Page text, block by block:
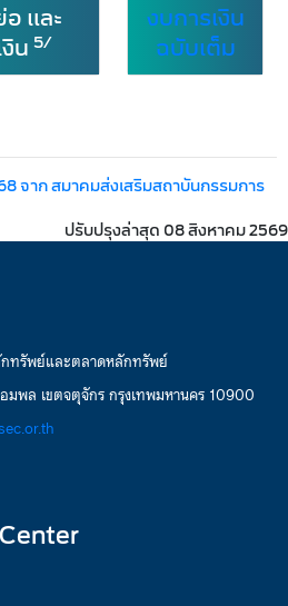
และ
น 5/
งบการเงิน
ฉบับเต็ม
จาก สมาคมส่งเสริมสถาบันกรรมการ
ปรับปรุงล่าสุด 08 สิงหาคม 2569
ทรัพย์และตลาดหลักทรัพย์
พล เขตจตุจักร กรุงเทพมหานคร 10900